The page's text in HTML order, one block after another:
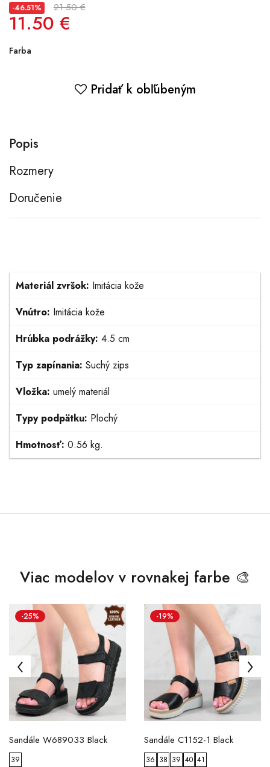
-46.51% 21.50 €
11.50 €
Farba
Pridať k obľúbeným
Popis
Rozmery
Doručenie
Materiál zvršok: Imitácia kože
Vnútro: Imitácia kože
Hrúbka podrážky: 4.5 cm
Typ zapínania: Suchý zips
Vložka: umelý materiál
Typy podpätku: Plochý
Hmotnosť: 0.56 kg.
Viac modelov v rovnakej farbe 🎨
-25%
Sandále W689033 Black
39
-19%
Sandále C1152-1 Black
36 38 39 40 41